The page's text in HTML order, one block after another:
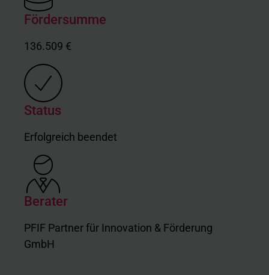
Fördersumme
136.509 €
Status
Erfolgreich beendet
Berater
PFIF Partner für Innovation & Förderung
GmbH